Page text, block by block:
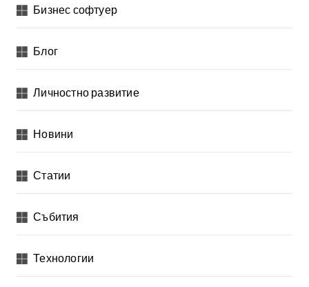
Бизнес софтуер
Блог
Личностно развитие
Новини
Статии
Събития
Технологии